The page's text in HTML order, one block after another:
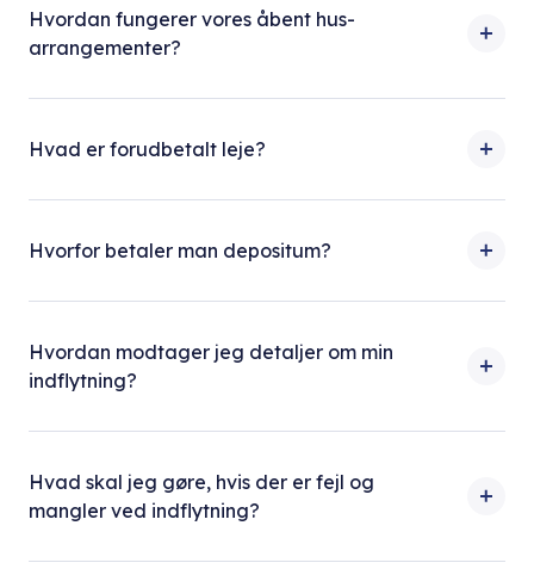
Hvordan fungerer vores åbent hus-
arrangementer?
Hvad er forudbetalt leje?
Hvorfor betaler man depositum?
Hvordan modtager jeg detaljer om min
indflytning?
Hvad skal jeg gøre, hvis der er fejl og
mangler ved indflytning?